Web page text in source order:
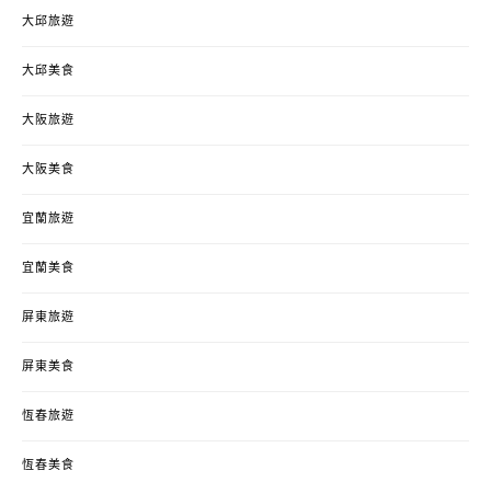
大邱旅遊
大邱美食
大阪旅遊
大阪美食
宜蘭旅遊
宜蘭美食
屏東旅遊
屏東美食
恆春旅遊
恆春美食